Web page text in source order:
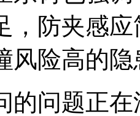
，防夹感
风险高的隐
的问题正